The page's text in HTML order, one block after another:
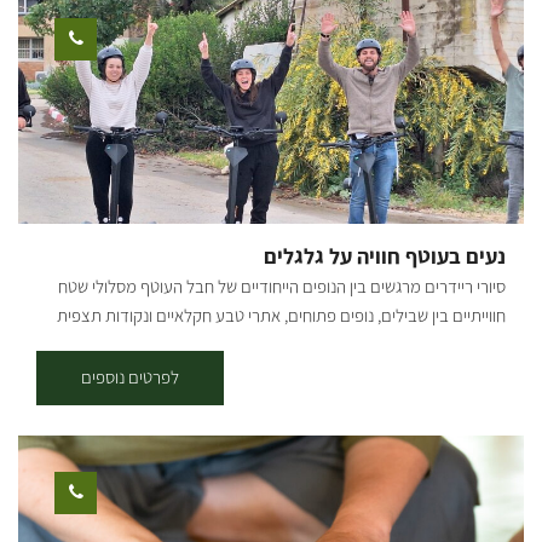
נעים בעוטף חוויה על גלגלים
סיורי ריידרים מרגשים בין הנופים הייחודיים של חבל העוטף מסלולי שטח
חווייתיים בין שבילים, נופים פתוחים, אתרי טבע חקלאיים ונקודות תצפית
האישית ומהסיפור המקומי והכל באווירה קלילה, מהנה ובטוחה. משך הסיור
בין שעה לשעתיים (בהתאם לבחירה). למי זה מתאים: הרכיבה מגיל 16
ומעלה , ילדים בגילאי 1-4 במושב רתום מאחורה, ילדים בגילאי 5-12 ניתן
להרכיב עם ההורה. * יש להגיע עם נעליים סגורות ולחתום על הצהרת
בריאות. שעות פעילות: ימים א'-ו' בתיאום מראש. להזמנות:
לפרטים נוספים